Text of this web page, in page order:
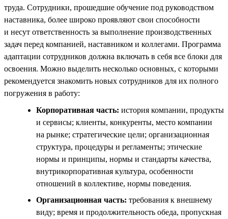
труда. Сотрудники, прошедшие обучение под руководством
наставника, более широко проявляют свои способности
и несут ответственность за выполнение производственных
задач перед компанией, наставником и коллегами. Программа
адаптации сотрудников должна включать в себя все блоки для
освоения. Можно выделить несколько основных, с которыми
рекомендуется знакомить новых сотрудников для их полного
погружения в работу:
Корпоративная часть: история компании, продукты
и сервисы; клиенты, конкуренты, место компании
на рынке; стратегические цели; организационная
структура, процедуры и регламенты; этические
нормы и принципы, нормы и стандарты качества,
внутрикорпоративная культура, особенности
отношений в коллективе, нормы поведения.
Организационная часть: требования к внешнему
виду; время и продолжительность обеда, пропускная